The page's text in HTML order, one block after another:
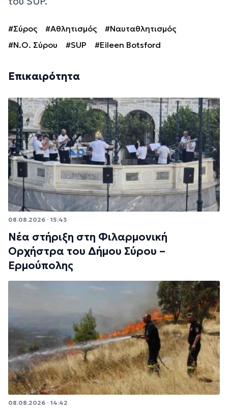
#Σύρος #Αθλητισμός
#Ναυταθλητισμός
#Ν.Ο. Σύρου
#SUP #Eileen Botsford
Επικαιρότητα
08.08.2026 · 15:43
Νέα στήριξη στη Φιλαρμονική
Ορχήστρα του Δήμου Σύρου –
Ερμούπολης
08.08.2026 · 14:42